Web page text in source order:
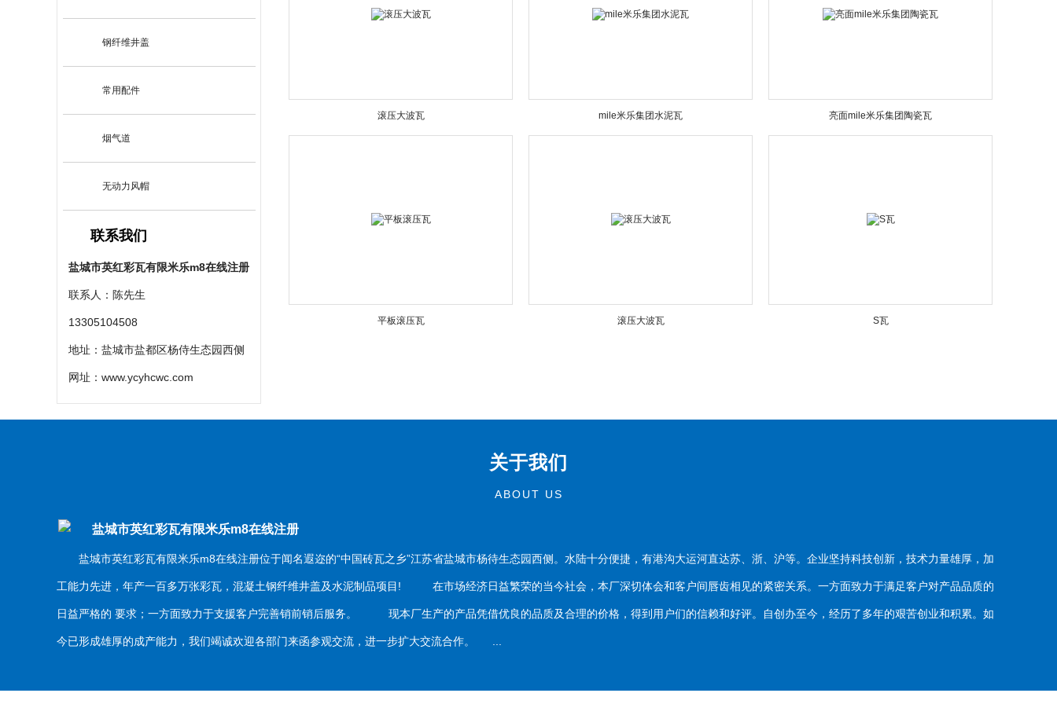
钢纤维井盖
常用配件
烟气道
无动力风帽
联系我们
盐城市英红彩瓦有限米乐m8在线注册
联系人：陈先生
13305104508
地址：盐城市盐都区杨侍生态园西侧
网址： www.ycyhcwc.com
滚压大波瓦 mile米乐集团水泥瓦 亮面mile米乐集团陶瓷瓦
平板滚压瓦 滚压大波瓦 S瓦
关于我们
ABOUT US
盐城市英红彩瓦有限米乐m8在线注册
盐城市英红彩瓦有限米乐m8在线注册位于闻名遐迩的“中国砖瓦之乡”江苏省盐城市杨待生态园西侧。水陆十分便捷，有港沟大运河直达苏、浙、沪等。企业坚持科技创新，技术力量雄厚，加
工能力先进，年产一百多万张彩瓦，混凝土钢纤维井盖及水泥制品项目! 在市场经济日益繁荣的当今社会，本厂深切体会和客户间唇齿相见的紧密关系。一方面致力于满足客户对产品品质的
日益严格的 要求；一方面致力于支援客户完善销前销后服务。 现本厂生产的产品凭借优良的品质及合理的价格，得到用户们的信赖和好评。自创办至今，经历了多年的艰苦创业和积累。如
今已形成雄厚的成产能力，我们竭诚欢迎各部门来函参观交流，进一步扩大交流合作。 ...